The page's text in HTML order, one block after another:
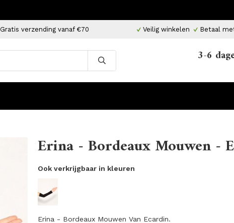
Gratis verzending vanaf €70 Veilig winkelen Betaal
3-6
Erina - Bordeaux Mouwen -
Ook verkrijgbaar in kleuren
Erina - Bordeaux Mouwen Van Ecardin.